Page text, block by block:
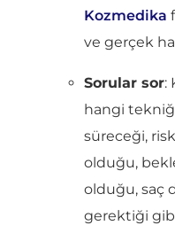
Kozmedika
ve gerçek
Sorular sor:
hangi
süreceği,
olduğu,
olduğu, saç
gerektiği